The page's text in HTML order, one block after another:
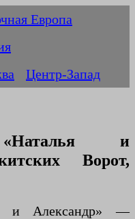
Европа
Центр-Запад
«Наталья и
Ворот,
и Александр» —